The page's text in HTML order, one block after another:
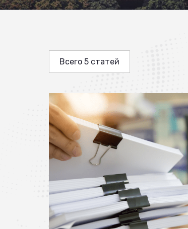
Всего 5 статей